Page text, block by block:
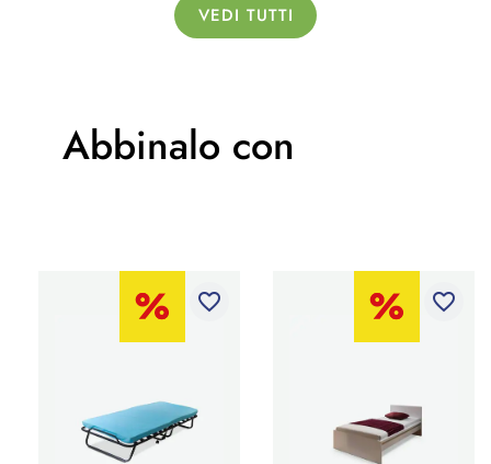
VEDI TUTTI
Abbinalo con
favorite_border favorite_border